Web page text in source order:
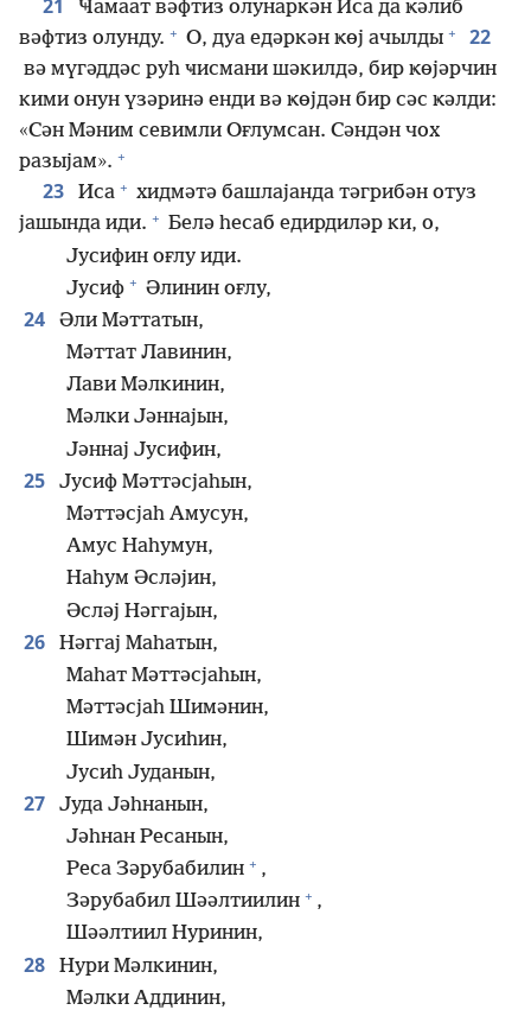
21
Ҹамаат вәфтиз олунаркән Иса да ҝәлиб
вәфтиз олунду. + О, дуа едәркән ҝөј ачылды + 22
вә мүгәддәс руһ ҹисмани шәкилдә, бир ҝөјәрчин
кими онун үзәринә енди вә ҝөјдән бир сәс ҝәлди:
«Сән Мәним севимли Оғлумсан. Сәндән чох
разыјам». +
23 Иса + хидмәтә башлајанда тәгрибән отуз
јашында иди. + Белә һесаб едирдиләр ки, о,
Јусифин оғлу иди.
Јусиф + Әлинин оғлу,
24
Әли Мәттатын,
Мәттат Лавинин,
Лави Мәлкинин,
Мәлки Јәннајын,
Јәннај Јусифин,
25
Јусиф Мәттәсјаһын,
Мәттәсјаһ Амусун,
Амус Наһумун,
Наһум Әсләјин,
Әсләј Нәггајын,
26
Нәггај Маһатын,
Маһат Мәттәсјаһын,
Мәттәсјаһ Шимәнин,
Шимән Јусиһин,
Јусиһ Јуданын,
27
Јуда Јәһнанын,
Јәһнан Ресанын,
Реса Зәрубабилин + ,
Зәрубабил Шәәлтиилин + ,
Шәәлтиил Нуринин,
28
Нури Мәлкинин,
Мәлки Аддинин,